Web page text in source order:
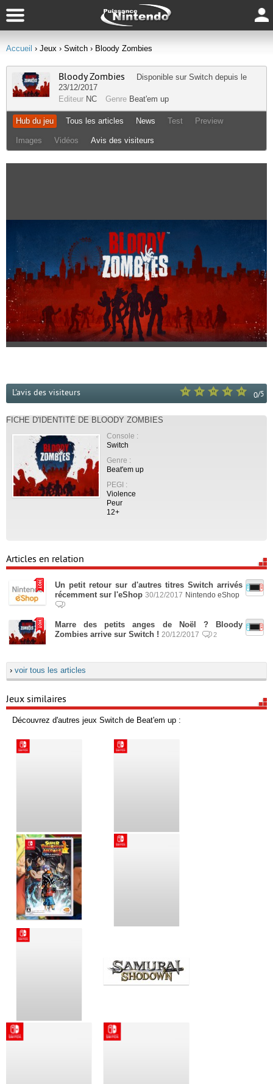
Accueil › Jeux › Switch › Bloody Zombies
Bloody Zombies Disponible sur Switch depuis le
23/12/2017
Editeur NC Genre Beat'em up
Hub du jeu Tous les articles News Test Preview
Images Vidéos Avis des visiteurs
0/5
L'avis des visiteurs
FICHE D'IDENTITÉ DE BLOODY ZOMBIES
Console :
Switch
Genre :
Beat'em up
PEGI :
Violence
Peur
12+
Articles en relation
Un petit retour sur d'autres titres Switch arrivés
récemment sur l'eShop 30/12/2017 Nintendo eShop
Marre des petits anges de Noël ? Bloody
Zombies arrive sur Switch ! 20/12/2017 2
› voir tous les articles
Jeux similaires
Découvrez d'autres jeux Switch de Beat'em up :